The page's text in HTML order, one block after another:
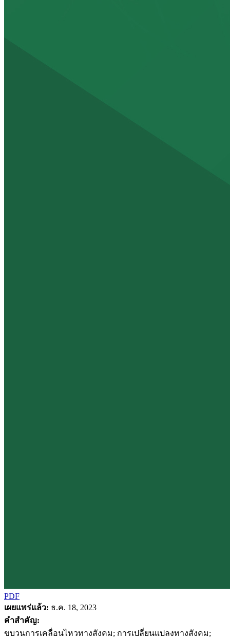
PDF
เผยแพร่แล้ว: ธ.ค. 18, 2023
คำสำคัญ:
ขบวนการเคลื่อนไหวทางสังคม; การเปลี่ยนแปลงทางสังคม;